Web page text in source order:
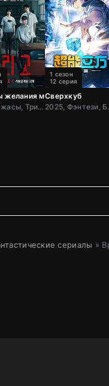
желания могли убивать
2026, Ужасы, Триллер, Драма, Корея
Сверхкуб
2025,
1 сезон
12 серия
сериалы »